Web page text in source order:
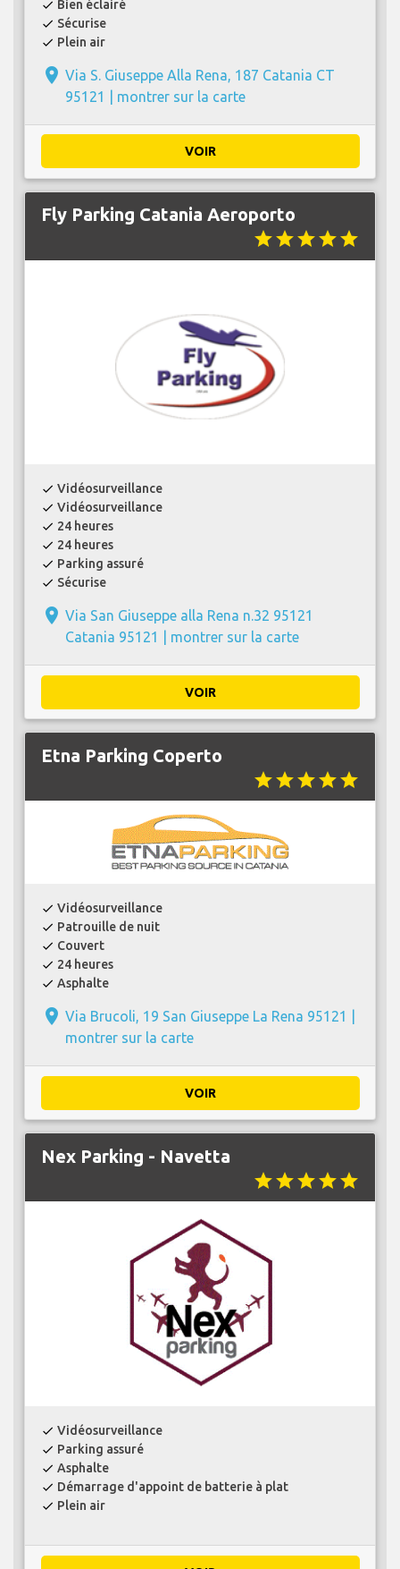
check Bien éclairé
check Sécurise
check Plein air
place Via S. Giuseppe Alla Rena, 187 Catania CT
95121 | montrer sur la carte
VOIR
Fly Parking Catania Aeroporto
starstarstarstarstar
check Vidéosurveillance
check Vidéosurveillance
check 24 heures
check 24 heures
check Parking assuré
check Sécurise
place Via San Giuseppe alla Rena n.32 95121
Catania 95121 | montrer sur la carte
VOIR
Etna Parking Coperto
starstarstarstarstar
check Vidéosurveillance
check Patrouille de nuit
check Couvert
check 24 heures
check Asphalte
place Via Brucoli, 19 San Giuseppe La Rena 95121 |
montrer sur la carte
VOIR
Nex Parking - Navetta
starstarstarstarstar
check Vidéosurveillance
check Parking assuré
check Asphalte
check Démarrage d'appoint de batterie à plat
check Plein air